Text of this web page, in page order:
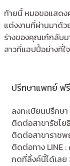
ท้ายนี้ หมอขอแสด
แต่งงานที่ผ่านมาด้ว
ร่างของคุณเก๋กลับ
สาวที่แฮปปี้อย่างที่ใ
ปรึกษาแพทย์ ฟ
ลงทะเบียนปรึกษา
ติดต่อสาขารัชโย
ติดต่อสาขาราช
ติดต่อทาง LINE
กดที่ลิ้งค์นี้ได้เลย